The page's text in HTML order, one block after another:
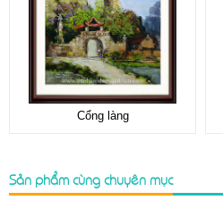
Cổng làng
Sản phẩm cùng chuyên mục